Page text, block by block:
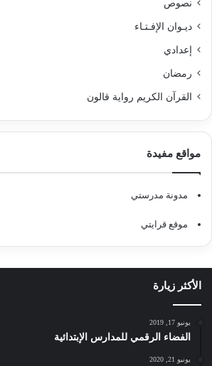
نصوص
ديـوان الإفـتـاء
إعدادي
رمضان
القرآن الكريم رواية قالون
مواقع مفيدة
مدونة مدرستي
موقع قرايتي
الأكثر زيارة
يونيو 17, 2019
الفضاء الرقمي للمدارس الإبتدائية
يونيو 21, 2020